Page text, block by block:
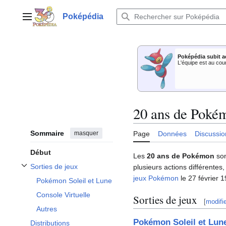
contenuMenu principalPoképédia
Poképédia subit
L'équipe est au
Sommaire masquer
Début
Sorties de jeux
Afficher / masquer la sous-section Sorties de jeux
Pokémon Soleil et Lune
Console Virtuelle
Autres
Distributions
20 ans de
Page Données
Les 20 ans de Pokémon
plusieurs actions
jeux Pokémon le 27 février
Sorties de jeux [
Pokémon Soleil et